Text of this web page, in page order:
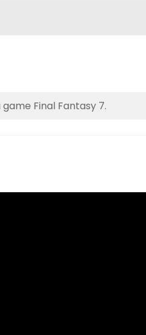
Final Fantasy 7.